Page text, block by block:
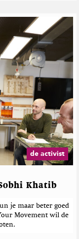
de activist
Khatib
je maar beter goed
Movement wil de